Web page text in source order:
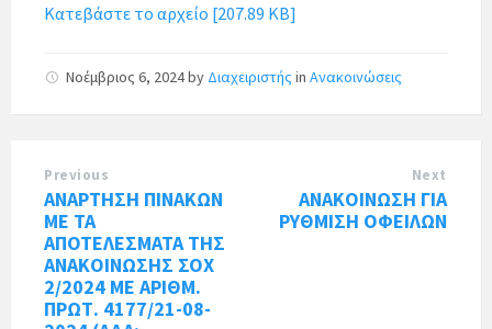
Κατεβάστε το αρχείο [207.89 KB]
Νοέμβριος 6, 2024by Διαχειριστής in Ανακοινώσεις
Previous
ΑΝΑΡΤΗΣΗ ΠΙΝΑΚΩΝ
ΜΕ ΤΑ
ΑΠΟΤΕΛΕΣΜΑΤΑ ΤΗΣ
ΑΝΑΚΟΙΝΩΣΗΣ ΣΟΧ
2/2024 ΜΕ ΑΡΙΘΜ.
ΠΡΩΤ. 4177/21-08-
Next
ΑΝΑΚΟΙΝΩΣΗ ΓΙΑ
ΡΥΘΜΙΣΗ ΟΦΕΙΛΩΝ